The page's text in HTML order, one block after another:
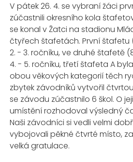
V pátek 26. 4. se vybraní žáci
zúčastnili okresního kola
se konal v Žatci na stadionu
čtyřech štafetách. První štafetu
2. - 3. ročníku, ve druhé štafetě
4. - 5. ročníku, třetí štafeta A
obou věkových kategorií těch
zbytek závodníků vytvořil
se závodu zúčastnilo 6 škol. O
umístění rozhodoval výsledný
Naši závodníci si vedli velmi
vybojovali pěkné čtvrté místo,
velká gratulace.